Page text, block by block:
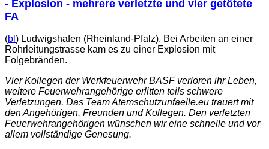
- Explosion - mehrere verletzte und vier getötete
FA
(bl ) Ludwigshafen (Rheinland-Pfalz). Bei Arbeiten an einer
Rohrleitungstrasse kam es zu einer Explosion mit
Folgebränden.
Vier Kollegen der Werkfeuerwehr BASF verloren ihr Leben,
weitere Feuerwehrangehörige erlitten teils schwere
Verletzungen. Das Team Atemschutzunfaelle.eu trauert mit
den Angehörigen, Freunden und Kollegen. Den verletzten
Feuerwehrangehörigen wünschen wir eine schnelle und vor
allem vollständige Genesung.